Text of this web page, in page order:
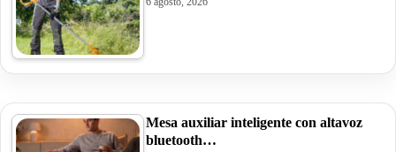
Mesa auxiliar inteligente con altavoz
bluetooth…